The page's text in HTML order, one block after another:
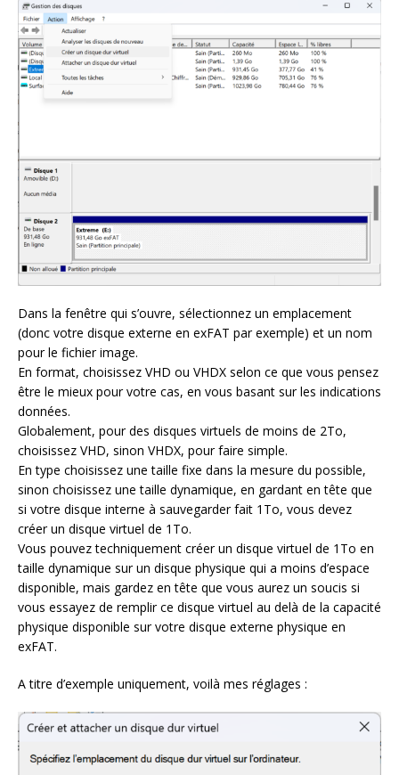
Dans la fenêtre qui s’ouvre, sélectionnez un emplacement
(donc votre disque externe en exFAT par exemple) et un nom
pour le fichier image.
En format, choisissez VHD ou VHDX selon ce que vous pensez
être le mieux pour votre cas, en vous basant sur les indications
données.
Globalement, pour des disques virtuels de moins de 2To,
choisissez VHD, sinon VHDX, pour faire simple.
En type choisissez une taille fixe dans la mesure du possible,
sinon choisissez une taille dynamique, en gardant en tête que
si votre disque interne à sauvegarder fait 1To, vous devez
créer un disque virtuel de 1To.
Vous pouvez techniquement créer un disque virtuel de 1To en
taille dynamique sur un disque physique qui a moins d’espace
disponible, mais gardez en tête que vous aurez un soucis si
vous essayez de remplir ce disque virtuel au delà de la capacité
physique disponible sur votre disque externe physique en
exFAT.
A titre d’exemple uniquement, voilà mes réglages :